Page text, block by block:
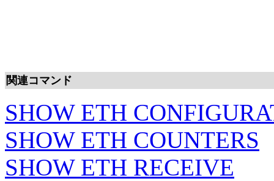
関連コマンド
SHOW ETH
SHOW ETH COUNTERS
SHOW ETH RECEIVE